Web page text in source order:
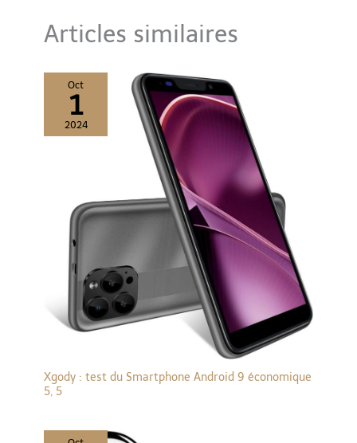
Articles similaires
Oct
1
2024
Xgody : test du Smartphone Android 9 économique
5, 5